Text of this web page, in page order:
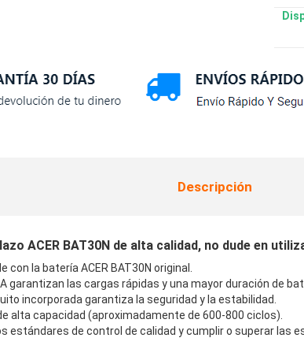
Descripción
ACER BAT30N de alta calidad, no dude en
con la batería ACER BAT30N original.
garantizan las cargas rápidas y una mayor duración de
incorporada garantiza la seguridad y la estabilidad.
alta capacidad (aproximadamente de 600-800 ciclos).
estándares de control de calidad y cumplir o superar las